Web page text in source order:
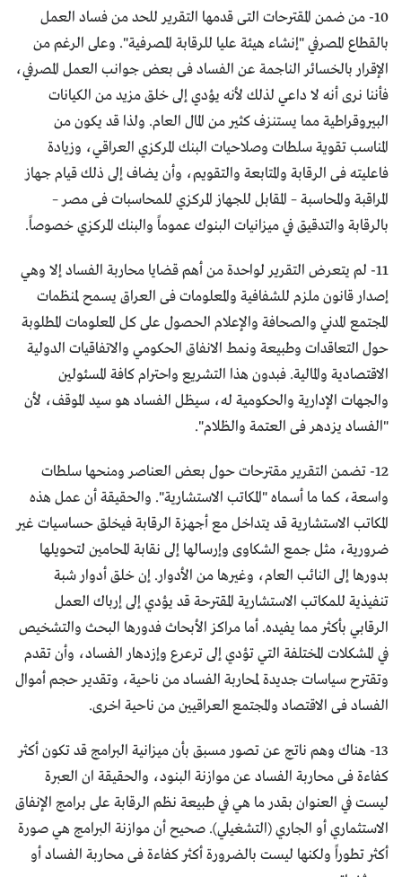
10- من ضمن المقترحات التى قدمها التقرير للحد من فساد العمل
بالقطاع المصرفي "إنشاء هيئة عليا للرقابة المصرفية". وعلى الرغم من
الإقرار بالخسائر الناجمة عن الفساد فى بعض جوانب العمل المصرفي،
فأننا نرى أنه لا داعي لذلك لأنه يؤدي إلى خلق مزيد من الكيانات
البيروقراطية مما يستنزف كثير من المال العام. ولذا قد يكون من
المناسب تقوية سلطات وصلاحيات البنك المركزي العراقي، وزيادة
فاعليته فى الرقابة والمتابعة والتقويم، وأن يضاف إلى ذلك قيام جهاز
المراقبة والمحاسبة – المقابل للجهاز المركزي للمحاسبات فى مصر –
بالرقابة والتدقيق في ميزانيات البنوك عموماً والبنك المركزي خصوصاً.
11- لم يتعرض التقرير لواحدة من أهم قضايا محاربة الفساد إلا وهي
إصدار قانون ملزم للشفافية والمعلومات فى العراق يسمح لمنظمات
المجتمع المدني والصحافة والإعلام الحصول على كل المعلومات المطلوبة
حول التعاقدات وطبيعة ونمط الانفاق الحكومي والاتفاقيات الدولية
الاقتصادية والمالية. فبدون هذا التشريع واحترام كافة المسئولين
والجهات الإدارية والحكومية له، سيظل الفساد هو سيد الموقف، لأن
"الفساد يزدهر فى العتمة والظلام".
12- تضمن التقرير مقترحات حول بعض العناصر ومنحها سلطات
واسعة، كما ما أسماه "المكاتب الاستشارية". والحقيقة أن عمل هذه
المكاتب الاستشارية قد يتداخل مع أجهزة الرقابة فيخلق حساسيات غير
ضرورية، مثل جمع الشكاوى وإرسالها إلى نقابة المحامين لتحويلها
بدورها إلى النائب العام، وغيرها من الأدوار. إن خلق أدوار شبة
تنفيذية للمكاتب الاستشارية المقترحة قد يؤدي إلى إرباك العمل
الرقابي بأكثر مما يفيده. أما مراكز الأبحاث فدورها البحث والتشخيص
في المشكلات المختلفة التي تؤدي إلى ترعرع وإزدهار الفساد، وأن تقدم
وتقترح سياسات جديدة لمحاربة الفساد من ناحية، وتقدير حجم أموال
الفساد فى الاقتصاد والمجتمع العراقيين من ناحية اخرى.
13- هناك وهم ناتج عن تصور مسبق بأن ميزانية البرامج قد تكون أكثر
كفاءة فى محاربة الفساد عن موازنة البنود، والحقيقة ان العبرة
ليست في العنوان بقدر ما هي في طبيعة نظم الرقابة على برامج الإنفاق
الاستثماري أو الجاري (التشغيلي). صحيح أن موازنة البرامج هي صورة
أكثر تطوراً ولكنها ليست بالضرورة أكثر كفاءة فى محاربة الفساد أو